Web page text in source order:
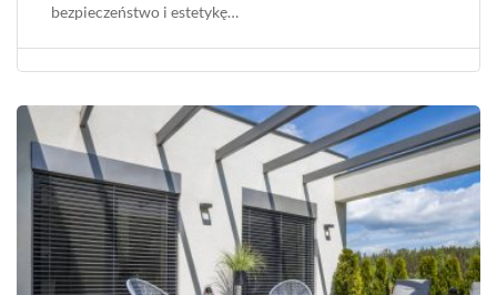
bezpieczeństwo i estetykę…